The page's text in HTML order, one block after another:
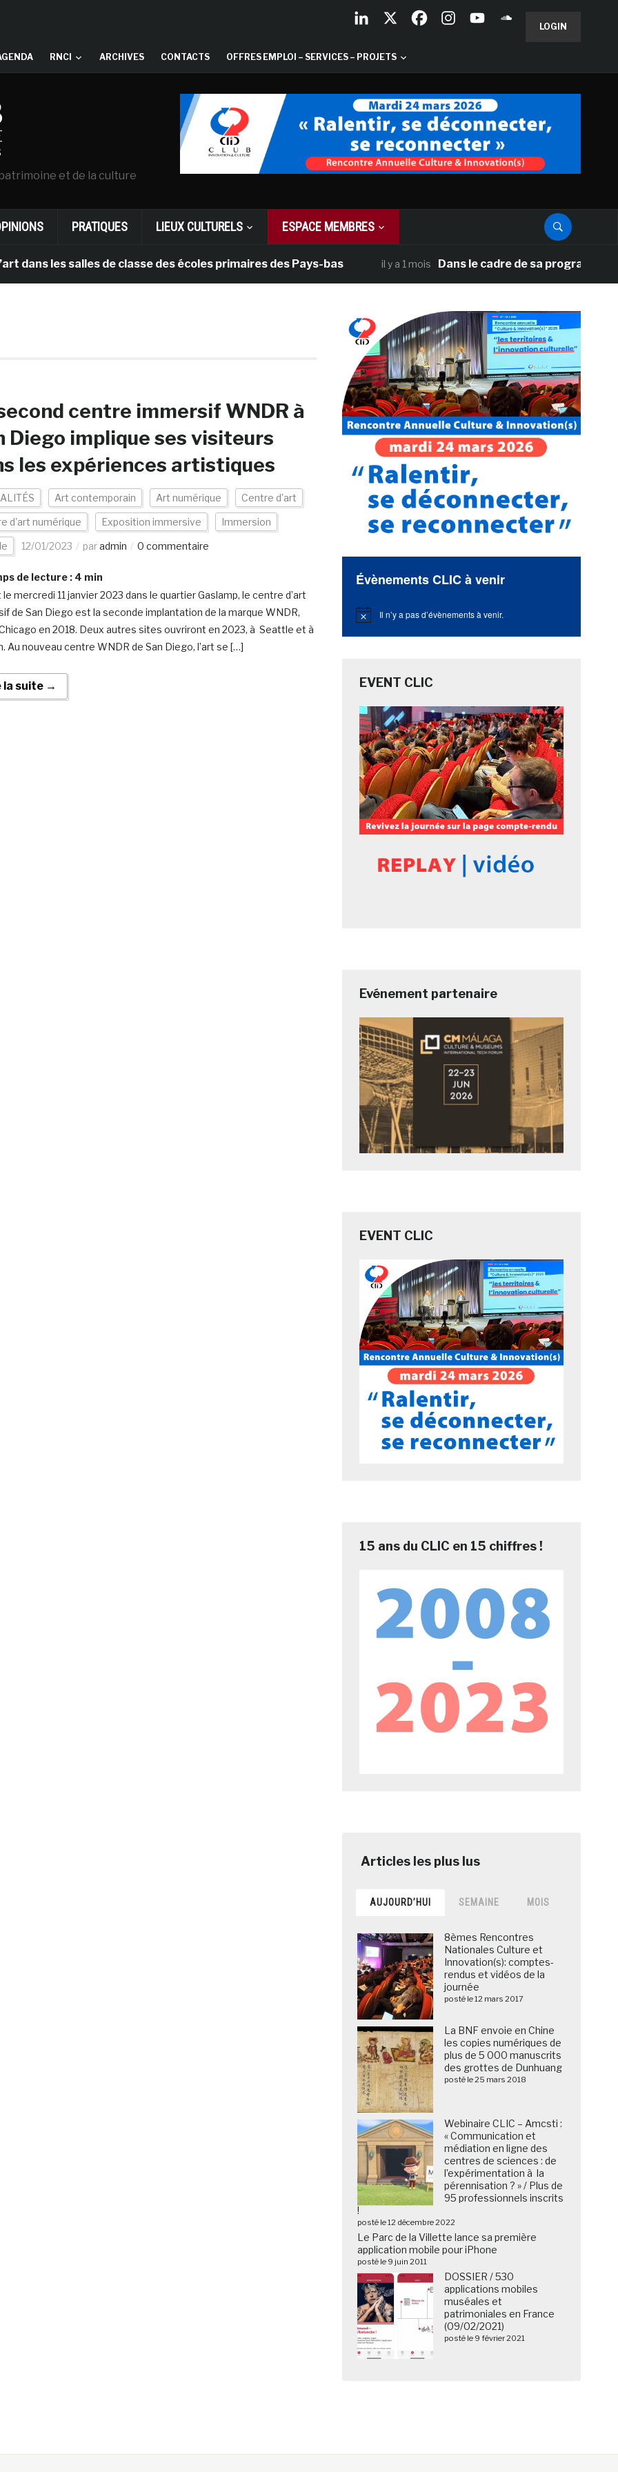
LOGIN
RNCI ARCHIVES CONTACTS OFFRES EMPLOI – SERVICES – PROJETS
et de la culture
PRATIQUES LIEUX CULTURELS ESPACE MEMBRES
les salles de classe des écoles primaires des Pays-bas il y a 1 mois Dans le cadre de sa programmation
centre immersif WNDR à
Diego implique ses visiteurs
les expériences artistiques
Art contemporain Art numérique Centre d'art
d'art numérique Exposition immersive Immersion
12/01/2023 paradmin 0 commentaire
de lecture : 4 min
mercredi 11 janvier 2023 dans le quartier Gaslamp, le centre d’art
de San Diego est la seconde implantation de la marque WNDR,
en 2018. Deux autres sites ouvriront en 2023, à Seattle et à
Au nouveau centre WNDR de San Diego, l’art se […]
la suite →
Évènements CLIC à venir
Notice Il n’y a pas d’évènements à venir.
EVENT CLIC
Evénement partenaire
EVENT CLIC
15 ans du CLIC en 15 chiffres !
AUJOURD’HUI SEMAINE MOIS
8èmes Rencontres
Nationales Culture et
Innovation(s): comptes-
rendus et vidéos de la
journée
posté le 12 mars 2017
La BNF envoie en Chine
les copies numériques de
plus de 5 000 manuscrits
des grottes de Dunhuang
posté le 25 mars 2018
Webinaire CLIC – Amcsti :
« Communication et
médiation en ligne des
centres de sciences : de
l’expérimentation à la
pérennisation ? » / Plus de
95 professionnels inscrits
!
posté le 12 décembre 2022
Le Parc de la Villette lance sa première
application mobile pour iPhone
posté le 9 juin 2011
DOSSIER / 530
applications mobiles
muséales et
patrimoniales en France
(09/02/2021)
posté le 9 février 2021